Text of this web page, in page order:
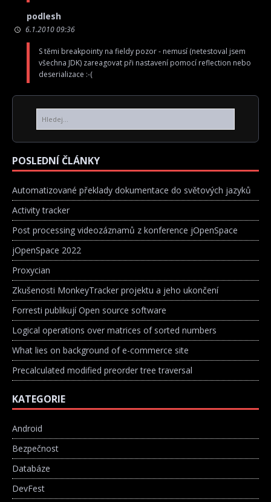
podlesh
6.1.2010 09:36
S těmi breakpointy na fieldy pozor - nemusí (netestoval jsem
všechna JDK) zareagovat při nastavení pomocí reflection nebo
deserializace :-(
POSLEDNÍ ČLÁNKY
Automatizované překlady dokumentace do světových jazyků
Activity tracker
Post processing videozáznamů z konference jOpenSpace
jOpenSpace 2022
Proxycian
Zkušenosti MonkeyTracker projektu a jeho ukončení
Forresti publikují Open source software
Logical operations over matrices of sorted numbers
What lies on background of e-commerce site
Precalculated modified preorder tree traversal
KATEGORIE
Android
Bezpečnost
Databáze
DevFest